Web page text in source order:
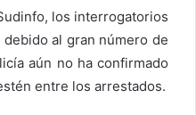
los interrogatorios
al gran número de
aún no ha confirmado
entre los arrestados.